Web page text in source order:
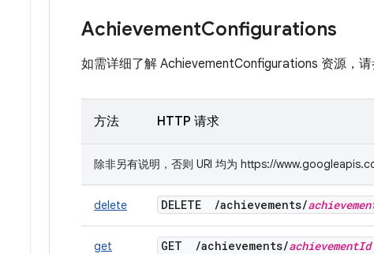
AchievementConfigurations
如需详细了解 AchievementConfigurations 资源，请
方法 HTTP 请求
除非另有说明，否则 URI 均为 https://
delete DELETE /achievements/
get GET /achievements/achievementId